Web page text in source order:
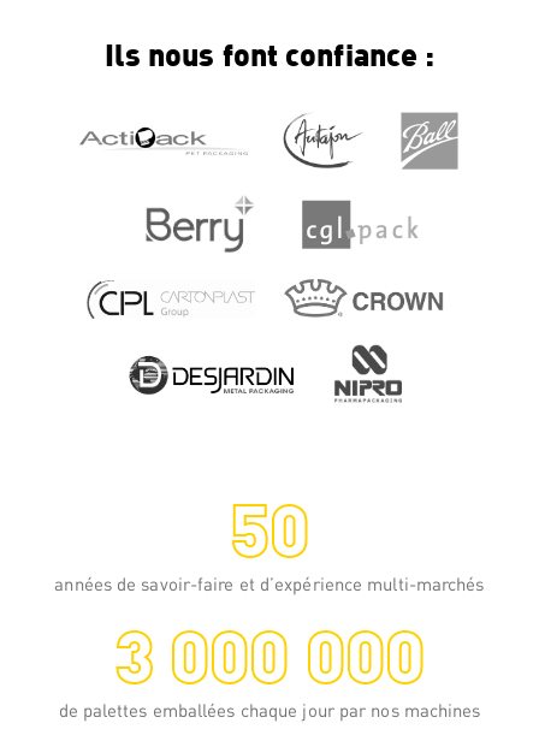
Houssage étirable
vos charges palettisées en utilisant une
housse plus petite que la palette. Cette
housse est d’abord plissée puis étirée de
Drapage rétractable
Cette technologie est aussi appelée
Ils nous font confiance :
50
années de savoir-faire et d’expérience multi-marchés
3 000 000
de palettes emballées chaque jour par nos machines